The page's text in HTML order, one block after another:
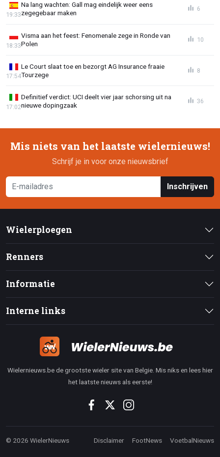
Na lang wachten: Gall mag eindelijk weer eens
zegegebaar maken
19:33
6
Visma aan het feest: Fenomenale zege in Ronde van
Polen
18:33
10
Le Court slaat toe en bezorgt AG Insurance fraaie
Tourzege
17:54
8
Definitief verdict: UCI deelt vier jaar schorsing uit na
nieuwe dopingzaak
17:02
36
Mis niets van het laatste wielernieuws!
Schrijf je in voor onze nieuwsbrief
Inschrijven
Wielerploegen
Renners
Informatie
Interne links
Wielernieuws.be de grootste wieler site van Belgie. Mis niks en lees hier
het laatste nieuws als eerste!
© 2026 WielerNieuws Disclaimer FootNews VoetbalNieuws